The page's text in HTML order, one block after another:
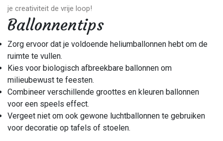
je creativiteit de vrije loop!
Ballonnentips
Zorg ervoor dat je voldoende heliumballonnen hebt om de
ruimte te vullen.
Kies voor biologisch afbreekbare ballonnen om
milieubewust te feesten.
Combineer verschillende groottes en kleuren ballonnen
voor een speels effect.
Vergeet niet om ook gewone luchtballonnen te gebruiken
voor decoratie op tafels of stoelen.